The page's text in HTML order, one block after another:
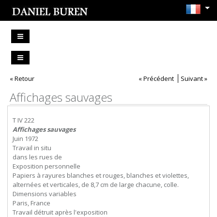
« Retour « Précédent Suivant »
Affichages sauvages
T IV 222
Affichages sauvages
Juin 1972
Travail in situ
dans les rues de
Exposition personnelle
Papiers à rayures blanches et rouges, blanches et violettes,
alternées et verticales, de 8,7 cm de large chacune, colle.
Dimensions variables
Paris, France
Travail détruit après l'exposition